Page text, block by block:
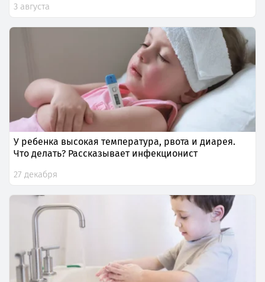
3 августа
У ребенка высокая температура, рвота и диарея.
Что делать? Рассказывает инфекционист
27 декабря